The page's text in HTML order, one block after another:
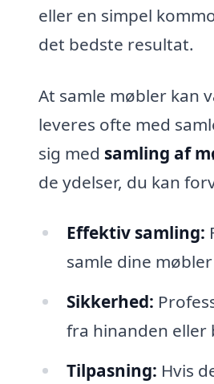
eller en simpel
det bedste resultat.
At samle møbler kan
leveres ofte med
sig med samling af
de ydelser, du kan
Effektiv samling:
samle dine
Sikkerhed:
fra hinanden eller
Tilpasning: Hvis